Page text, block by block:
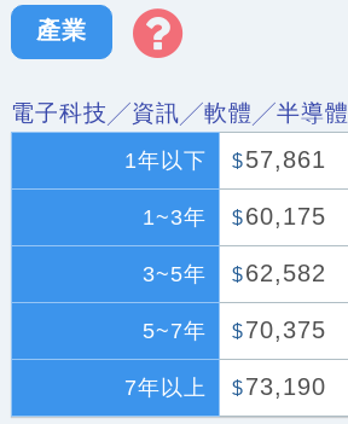
產業
電子科技╱資訊╱軟體╱半導體
1年以下 $57,861
1~3年 $60,175
3~5年 $62,582
5~7年 $70,375
7年以上 $73,190